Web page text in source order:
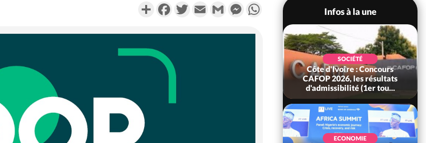
PartagerFacebookTwitterEmail Gmail MessengerWhatsApp
Infos à la une
Côte d'Ivoire : Leleblé, le
Commandant KOUAME
Djahan Norbert, Nouveau
SOCIÉTÉ
Côte d'Ivoire : Concours
CAFOP 2026, les résultats
d'admissibilité (1er tou...
ECONOMIE